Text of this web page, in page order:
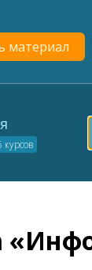
материал
курсов